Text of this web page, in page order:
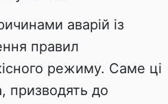
аварій із
правил
режиму. Саме ці
призводять до